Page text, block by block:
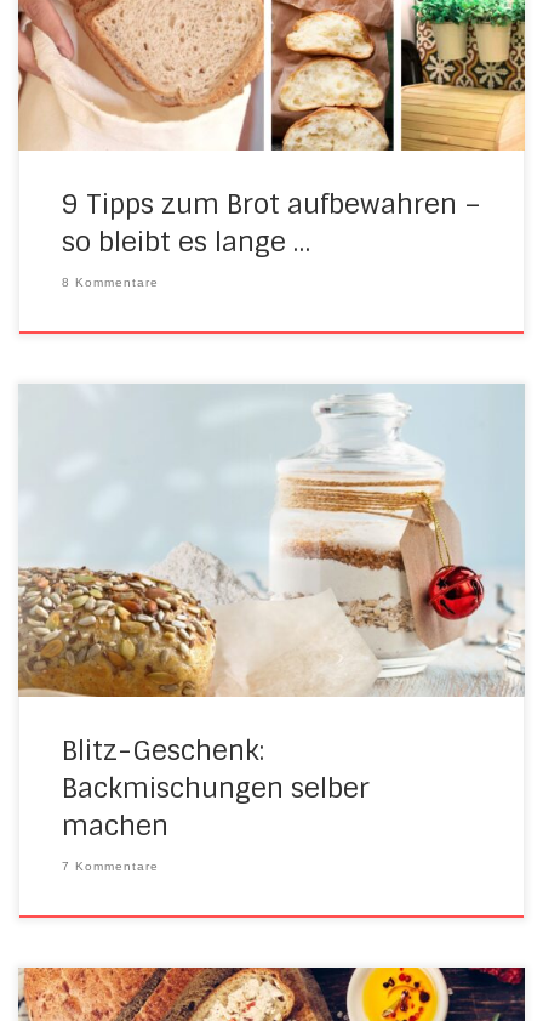
im Brotkasten lagern? Welche Alternativen gibt es und
welche sind die besten? …wir haben mal recherchiert. Auf
dieser Seite findet ihr die […]
9 Tipps zum Brot aufbewahren –
so bleibt es lange …
8 Kommentare
Irgendwie ist es jedes Jahr das selbe: Die
Weihnachtszeit kommt immer so überraschend! Eben war
gefühlt noch Sommer, und plötzlich steht das Christkind vor
der Tür! Und damit beginnt die Zeit der Weihnachtsfeiern,
Wichtel-Geschenke, Adventskalender und kleinen
Aufmerksamkeiten. Gut, wenn man da schon vorgesorgt
hat, und […]
Blitz-Geschenk:
Backmischungen selber
machen
7 Kommentare